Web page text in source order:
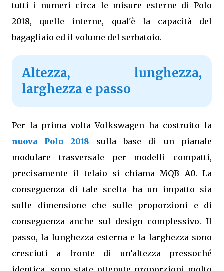
tutti i numeri circa le misure esterne di Polo
2018, quelle interne, qual'è la capacità del
bagagliaio ed il volume del serbatoio.
Altezza, lunghezza,
larghezza e passo
Per la prima volta Volkswagen ha costruito la
nuova Polo 2018 sulla base di un pianale
modulare trasversale per modelli compatti,
precisamente il telaio si chiama MQB A0. La
conseguenza di tale scelta ha un impatto sia
sulle dimensione che sulle proporzioni e di
conseguenza anche sul design complessivo. Il
passo, la lunghezza esterna e la larghezza sono
cresciuti a fronte di un’altezza pressoché